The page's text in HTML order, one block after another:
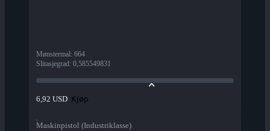
Mønstermal: 664
Slitasjegrad: 0,585549831
6,92 USD Kjøp
Maskinpistol (Industriklasse)